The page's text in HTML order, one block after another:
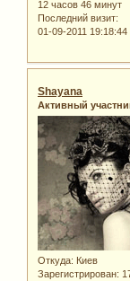
12 часов 46 минут
Последний визит:
01-09-2011 19:18:44
Shayana
Активный
Откуда: Киев
Зарегистрирован: